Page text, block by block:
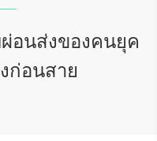
อนส่งของคนยุค
ก่อนสาย